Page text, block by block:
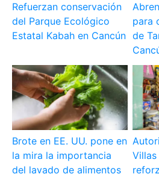
Refuerzan conservación
del Parque Ecológico
Estatal Kabah en Cancún
para
de
Brote en EE. UU. pone en
la mira la importancia
del lavado de alimentos